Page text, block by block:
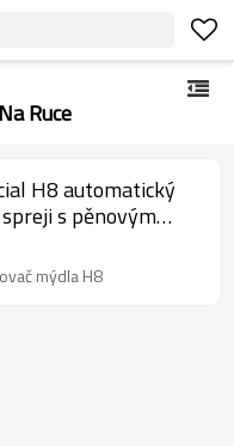
Ruce
H8 automatický
s pěnovým
mýdla H8